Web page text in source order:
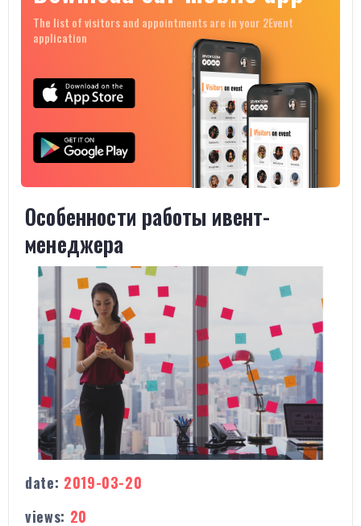
The list of visitors and appointments are in your 2Event
application
Особенности работы ивент-
менеджера
date: 2019-03-20
views: 20